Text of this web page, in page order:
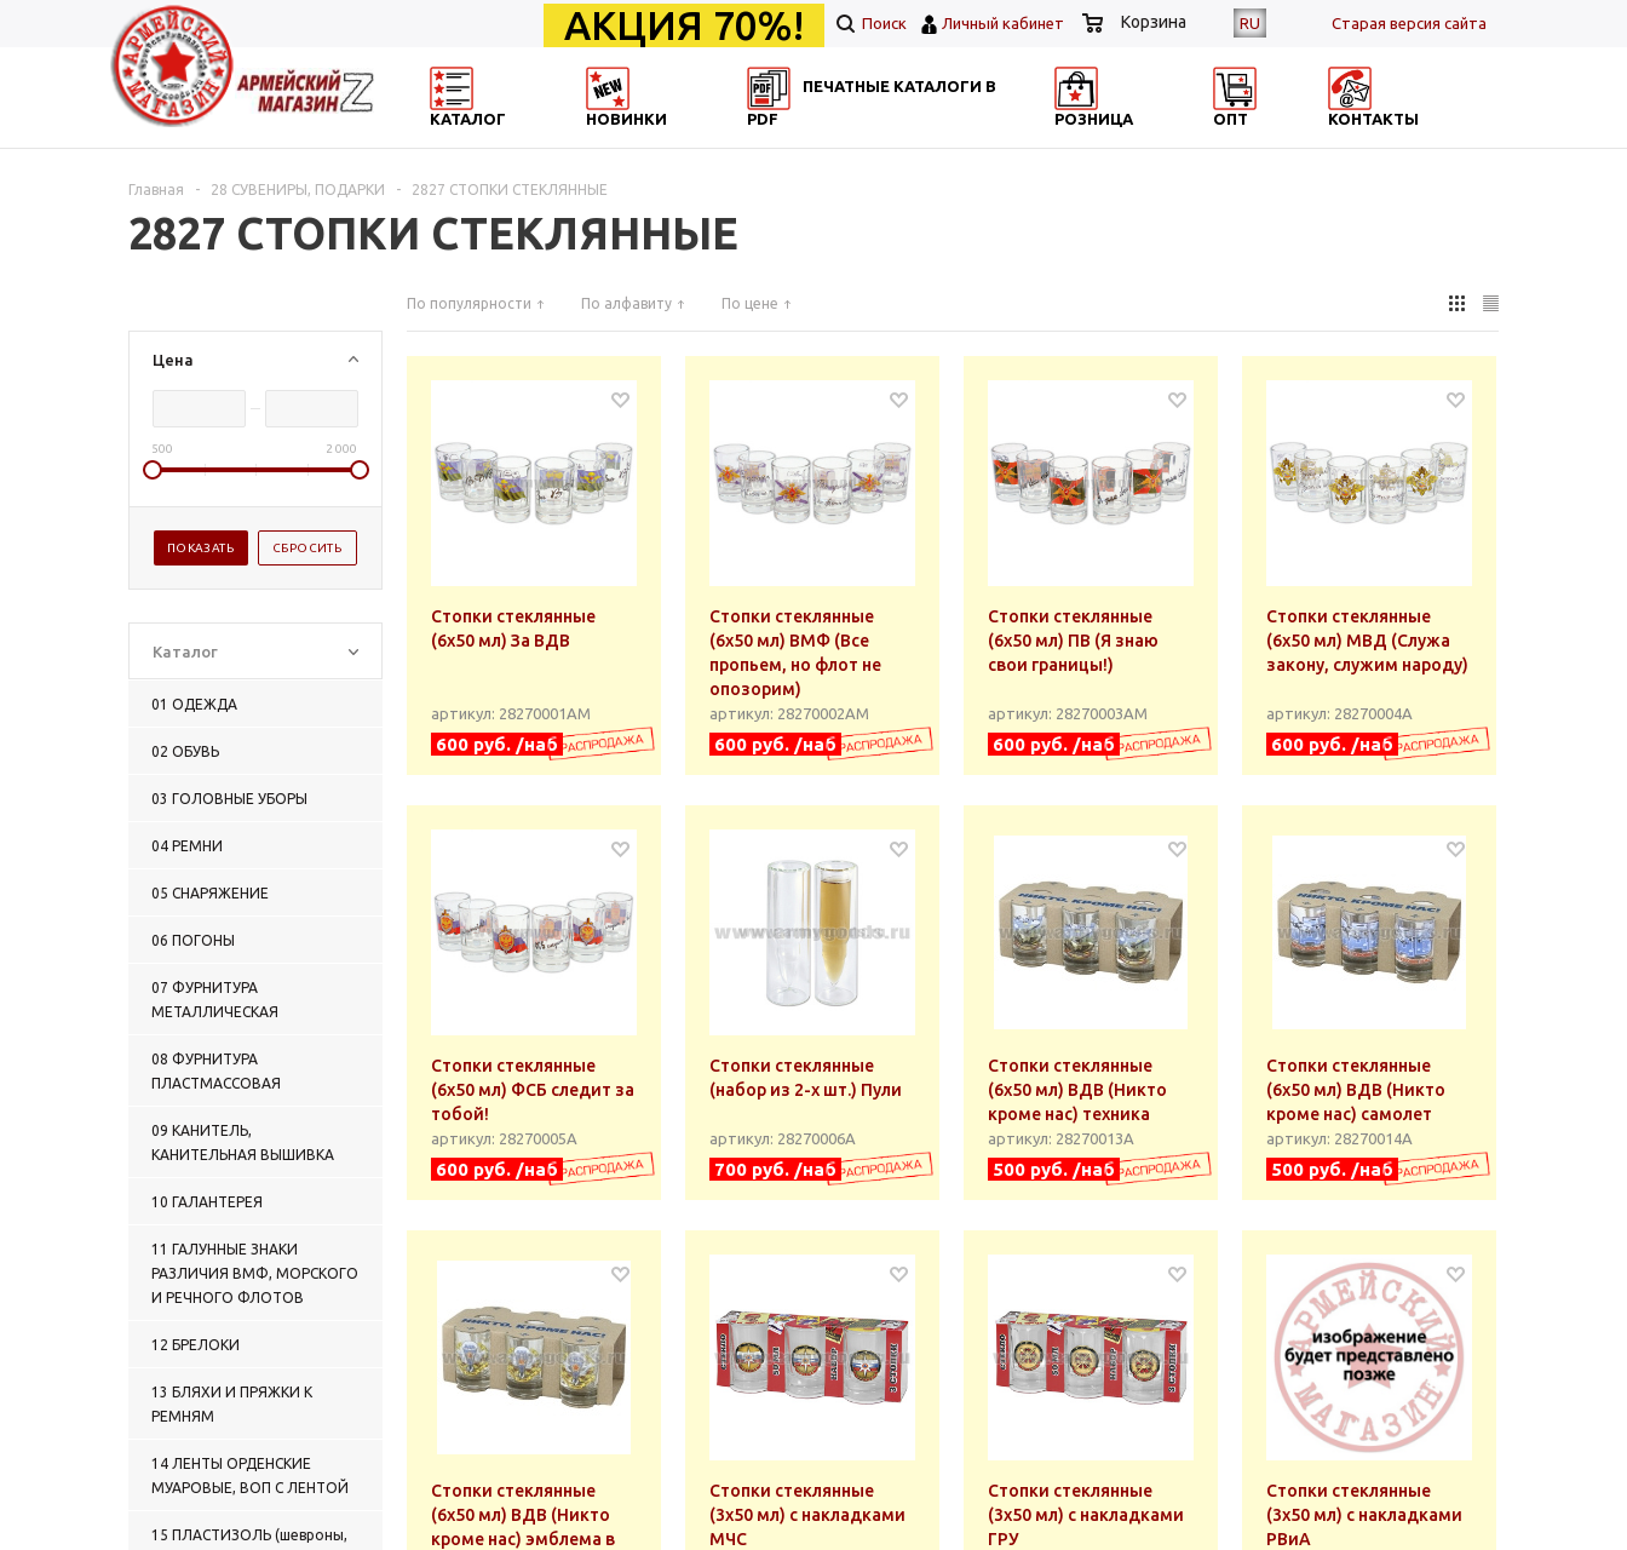
RU Cтарая версия сайта
АКЦИЯ 70%! Поиск Личный кабинет Корзина
КАТАЛОГ НОВИНКИ
ПЕЧАТНЫЕ КАТАЛОГИ В
PDF
РОЗНИЦА ОПТ КОНТАКТЫ
Главная - 28 СУВЕНИРЫ, ПОДАРКИ - 2827 СТОПКИ СТЕКЛЯННЫЕ
2827 СТОПКИ СТЕКЛЯННЫЕ
Цена
500 2 000
Каталог
01 ОДЕЖДА
02 ОБУВЬ
03 ГОЛОВНЫЕ УБОРЫ
04 РЕМНИ
05 СНАРЯЖЕНИЕ
06 ПОГОНЫ
07 ФУРНИТУРА
МЕТАЛЛИЧЕСКАЯ
08 ФУРНИТУРА
ПЛАСТМАССОВАЯ
09 КАНИТЕЛЬ,
КАНИТЕЛЬНАЯ ВЫШИВКА
10 ГАЛАНТЕРЕЯ
11 ГАЛУННЫЕ ЗНАКИ
РАЗЛИЧИЯ ВМФ, МОРСКОГО
И РЕЧНОГО ФЛОТОВ
12 БРЕЛОКИ
13 БЛЯХИ И ПРЯЖКИ К
РЕМНЯМ
14 ЛЕНТЫ ОРДЕНСКИЕ
МУАРОВЫЕ, ВОП С ЛЕНТОЙ
15 ПЛАСТИЗОЛЬ (шевроны,
По популярности По алфавиту По цене
Стопки стеклянные
(6х50 мл) За ВДВ
артикул: 28270001АМ
600 руб. /наб
Стопки стеклянные
(6х50 мл) ВМФ (Все
пропьем, но флот не
опозорим)
артикул: 28270002АМ
600 руб. /наб
Стопки стеклянные
(6х50 мл) ПВ (Я знаю
свои границы!)
артикул: 28270003АМ
600 руб. /наб
Стопки стеклянные
(6х50 мл) МВД (Служа
закону, служим народу)
артикул: 28270004А
600 руб. /наб
Стопки стеклянные
(6х50 мл) ФСБ следит за
тобой!
артикул: 28270005А
600 руб. /наб
Стопки стеклянные
(набор из 2-х шт.) Пули
артикул: 28270006А
700 руб. /наб
Стопки стеклянные
(6х50 мл) ВДВ (Никто
кроме нас) техника
артикул: 28270013А
500 руб. /наб
Стопки стеклянные
(6х50 мл) ВДВ (Никто
кроме нас) самолет
артикул: 28270014А
500 руб. /наб
Стопки стеклянные
(6х50 мл) ВДВ (Никто
кроме нас) эмблема в
Стопки стеклянные
(3x50 мл) с накладками
МЧС
Стопки стеклянные
(3x50 мл) с накладками
ГРУ
Стопки стеклянные
(3x50 мл) с накладками
РВиА